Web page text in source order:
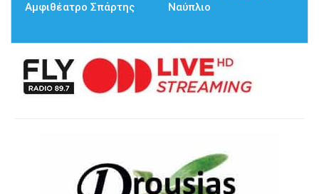
Αμφιθέατρο Σπάρτης
Ναύπλιο